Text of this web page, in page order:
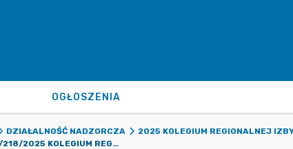
OGŁOSZENIA
DZIAŁALNOŚĆ NADZORCZA 2025 KOLEGIUM REGIONALNEJ
UCHWAŁA NR 3/218/2025 KOLEGIUM REGIONALNEJ IZBY OBRACHUNKOWEJ W POZNANIU Z DNIA 12 LUTEGO 2025 R. W SPRAWIE UCHWAŁY NR XI/80/24 RADY GMINY POWIDZ